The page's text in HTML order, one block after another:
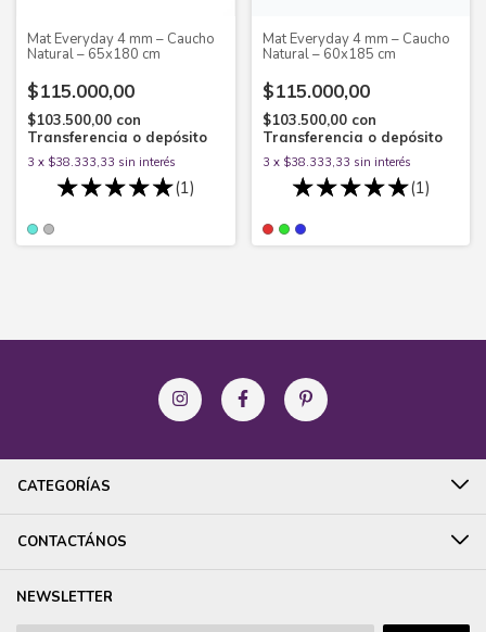
Mat Everyday 4 mm – Caucho
Natural – 65x180 cm
$115.000,00
$103.500,00 con
Transferencia o depósito
3 x $38.333,33 sin interés
(1)
Mat Everyday 4 mm – Caucho
Natural – 60x185 cm
$115.000,00
$103.500,00 con
Transferencia o depósito
3 x $38.333,33 sin interés
(1)
CATEGORÍAS
CONTACTÁNOS
NEWSLETTER